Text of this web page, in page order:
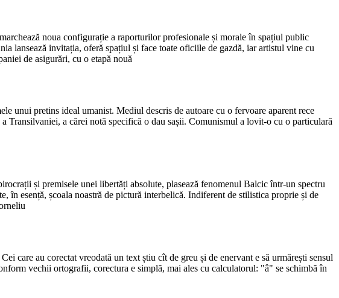
noua configurație a raporturilor profesionale și morale în spațiul public
lansează invitația, oferă spațiul și face toate oficiile de gazdă, iar artistul vine cu
de asigurări, cu o etapă nouă
unui pretins ideal umanist. Mediul descris de autoare cu o fervoare aparent rece
Transilvaniei, a cărei notă specifică o dau sașii. Comunismul a lovit-o cu o particulară
și premisele unei libertăți absolute, plasează fenomenul Balcic într-un spectru
în esență, școala noastră de pictură interbelică. Indiferent de stilistica proprie și de
care au corectat vreodată un text știu cît de greu și de enervant e să urmărești sensul
vechii ortografii, corectura e simplă, mai ales cu calculatorul: "â" se schimbă în